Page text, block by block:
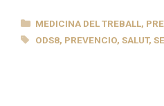
CATEGORIES
MEDICINA DEL TREBALL,
ETIQUETES
ODS8, PREVENCIO,SALUT,